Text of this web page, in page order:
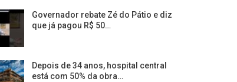
Governador rebate Zé do Pátio e diz
que já pagou R$ 50…
Depois de 34 anos, hospital central
está com 50% da obra…